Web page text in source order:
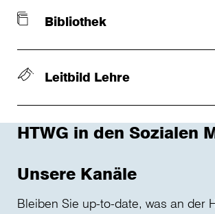
Bibliothek
Leitbild Lehre
HTWG in den Sozialen
Unsere Kanäle
Bleiben Sie up-to-date, was an der